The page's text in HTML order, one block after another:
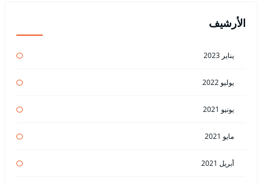
الأرشيف
يناير 2023
يوليو 2022
يونيو 2021
مايو 2021
أبريل 2021